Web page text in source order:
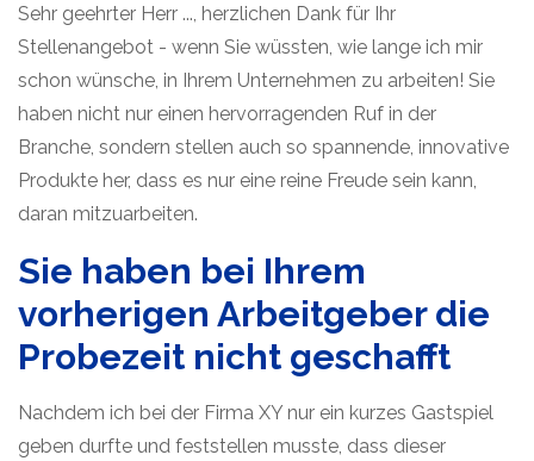
Sehr geehrter Herr ..., herzlichen Dank für Ihr
Stellenangebot - wenn Sie wüssten, wie lange ich mir
schon wünsche, in Ihrem Unternehmen zu arbeiten! Sie
haben nicht nur einen hervorragenden Ruf in der
Branche, sondern stellen auch so spannende, innovative
Produkte her, dass es nur eine reine Freude sein kann,
daran mitzuarbeiten.
Sie haben bei Ihrem
vorherigen Arbeitgeber die
Probezeit nicht geschafft
Nachdem ich bei der Firma XY nur ein kurzes Gastspiel
geben durfte und feststellen musste, dass dieser